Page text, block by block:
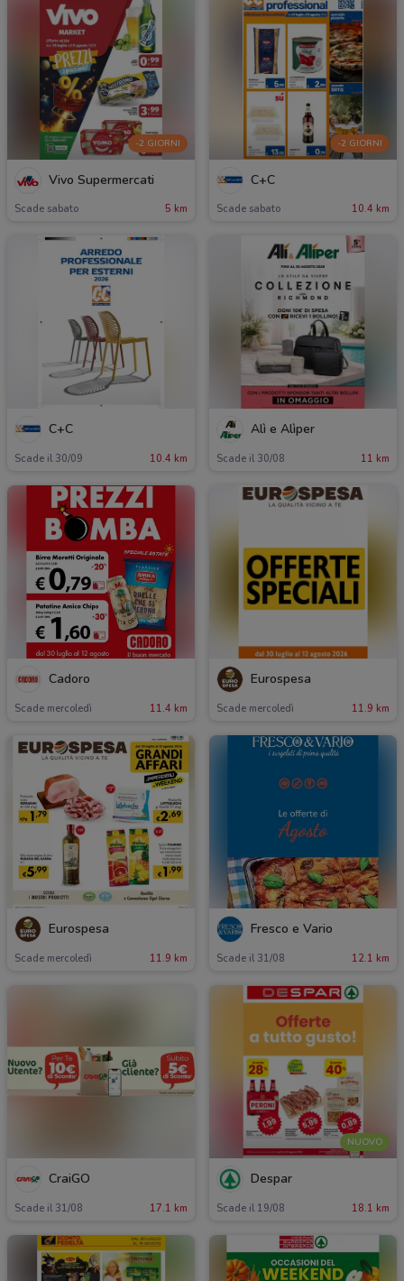
-2 GIORNI
Vivo Supermercati
Scade sabato 5 km
-2 GIORNI
C+C
Scade sabato 10.4 km
C+C
Scade il 30/09 10.4 km
Alì e Alìper
Scade il 30/08 11 km
Cadoro
Scade mercoledì 11.4 km
Eurospesa
Scade mercoledì 11.9 km
Eurospesa
Scade mercoledì 11.9 km
Fresco e Vario
Scade il 31/08 12.1 km
CraiGO
Scade il 31/08 17.1 km
NUOVO
Despar
Scade il 19/08 18.1 km